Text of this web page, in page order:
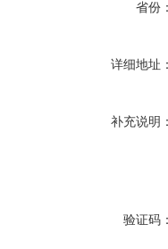
省份
详细地址
补充说明
验证码